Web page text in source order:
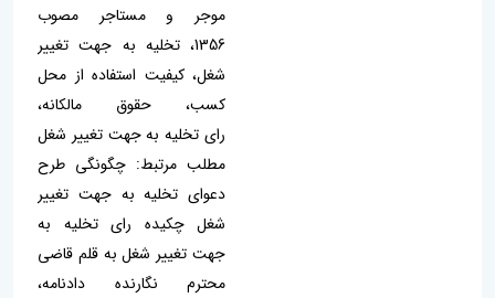
موجر و مستاجر مصوب
1356، تخلیه به جهت تغییر
شغل، کیفیت استفاده از محل
کسب، حقوق مالکانه،
رای تخلیه به جهت تغییر شغل
مطلب مرتبط: چگونگی طرح
دعوای تخلیه به جهت تغییر
شغل چکیده رای تخلیه به
جهت تغییر شغل به قلم قاضی
محترم نگارنده دادنامه،